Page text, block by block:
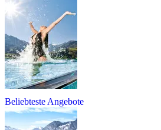
Beliebteste Angebote